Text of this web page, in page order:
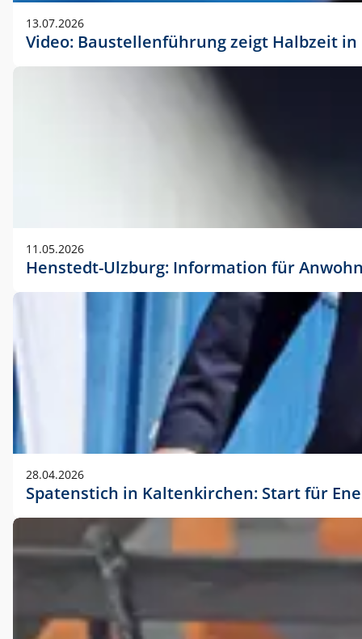
13.07.2026
Video: Baustellenführung zeigt Halbzeit
11.05.2026
Henstedt-Ulzburg: Information für
28.04.2026
Spatenstich in Kaltenkirchen: Start für